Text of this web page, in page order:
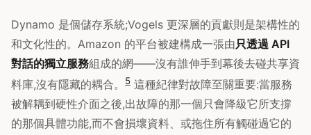
Dynamo 是個儲存系統;Vogels 更深層的貢獻則是架構性的
和文化性的。Amazon 的平台被建構成一張由只透過 API
對話的獨立服務組成的網——沒有誰伸手到幕後去碰共享資
料庫,沒有隱藏的耦合。
5 這種紀律對故障至關重要:當服務
被解耦到硬性介面之後,出故障的那一個只會降級它所支撐
的那個具體功能,而不會損壞資料、或拖住所有觸碰過它的